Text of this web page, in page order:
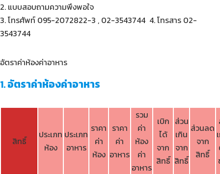
2. แบบสอบถามความพึงพอใจ
3. โทรศัพท์ 095-2072822-3 , 02-3543744 4. โทรสาร 02-
3543744
อัตราค่าห้องค่าอาหาร
1.อัตราค่าห้องค่าอาหาร
สิทธิ์
ประเภท
ห้อง
ประเภท
อาหาร
ราคา
ค่า
ห้อง
ราคา
ค่า
อาหาร
รวม
ค่า
ห้อง
ค่า
อาหาร
เบิก
ได้
จาก
สิทธิ์
ส่วน
เกิน
จาก
สิทธิ์
ส่วนลด
จาก
สิทธิ์